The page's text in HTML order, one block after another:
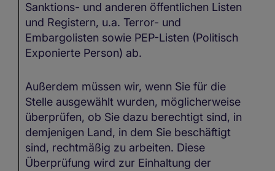
Sanktions- und anderen öffentlichen Listen
und Registern, u.a. Terror- und
Embargolisten sowie PEP-Listen (Politisch
Exponierte Person) ab.
Außerdem müssen wir, wenn Sie für die
Stelle ausgewählt wurden, möglicherweise
überprüfen, ob Sie dazu berechtigt sind, in
demjenigen Land, in dem Sie beschäftigt
sind, rechtmäßig zu arbeiten. Diese
Überprüfung wird zur Einhaltung der